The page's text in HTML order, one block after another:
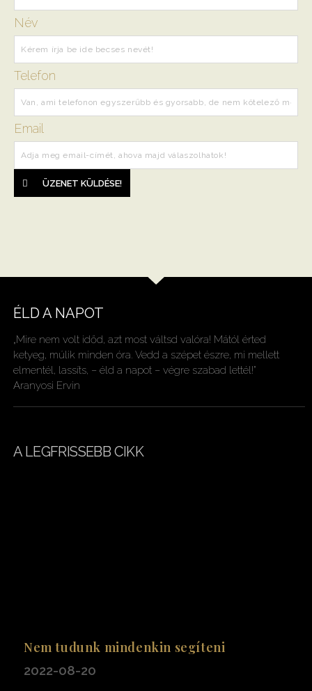
Név
Telefon
Email
ÜZENET KÜLDÉSE!
ÉLD A NAPOT
„Mire nem volt időd, azt most váltsd valóra! Mától érted
ketyeg, múlik minden óra. Vedd a szépet észre, mi mellett
elmentél, lassíts, – éld a napot – végre szabad lettél!”
Aranyosi Ervin
A LEGFRISSEBB CIKK
Nem tudunk mindenkin segíteni
2022-08-20